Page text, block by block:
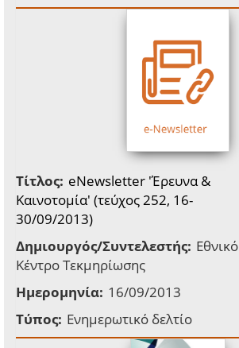
Τίτλος: eNewsletter 'Έρευνα &
Καινοτομία' (τεύχος 252, 16-
30/09/2013)
Δημιουργός/Συντελεστής: Εθνικό
Κέντρο Τεκμηρίωσης
Ημερομηνία: 16/09/2013
Τύπος: Ενημερωτικό δελτίο